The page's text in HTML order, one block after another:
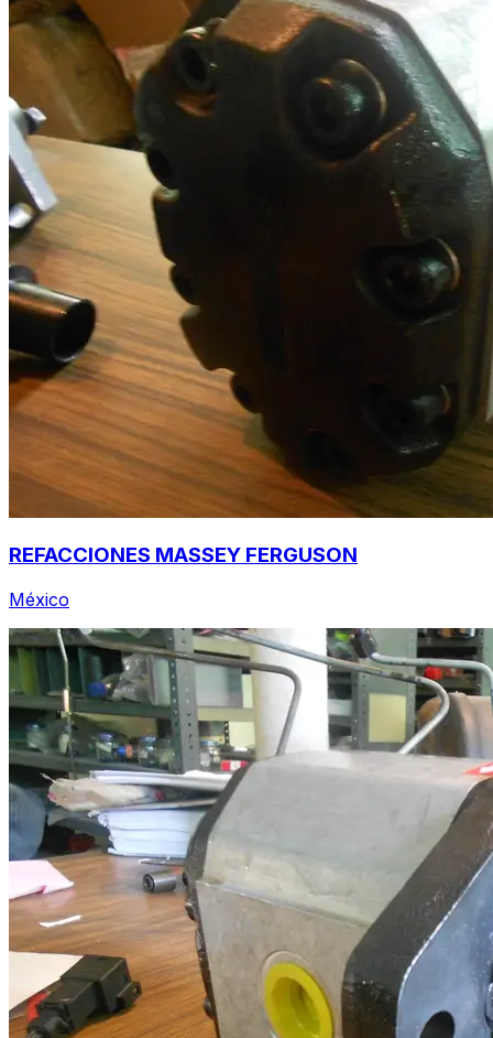
REFACCIONES MASSEY FERGUSON
México